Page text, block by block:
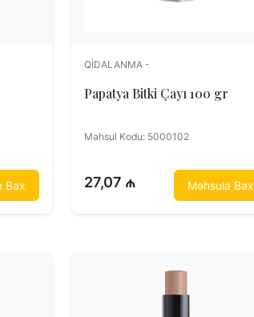
Bax
QIDALANMA -
Papatya Bitki Çayı 100 gr
Məhsul Kodu: 5000102
27,07 ₼ Məhsula Bax